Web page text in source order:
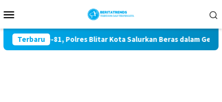
ke
Mobile
Terbaru
RI ke-81, Polres Blitar Kota Salurkan Beras dalam Gerakan